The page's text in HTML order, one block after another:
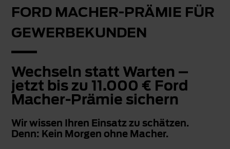
FORD MACHER-PRÄMIE FÜR
GEWERBEKUNDEN
Wechseln statt Warten –
jetzt bis zu 11.000 € Ford
Macher-Prämie sichern
Wir wissen Ihren Einsatz zu schätzen.
Denn: Kein Morgen ohne Macher.